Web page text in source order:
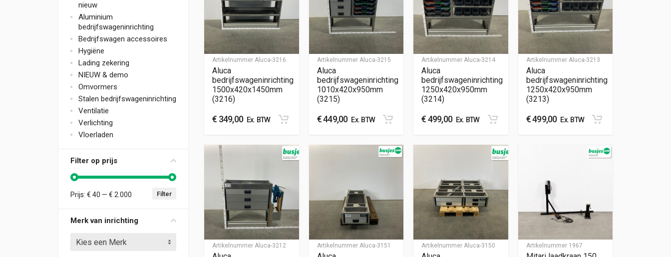
nieuw
Aluminium
bedrijfswageninrichting
Bedrijfswagen accessoires
Hygiëne
Lading zekering
NIEUW & demo
Omvormers
Stalen bedrijfswageninrichting
Ventilatie
Verlichting
Vloerladen
Filter op prijs
Min. prijs
Max. prijs Filter
Prijs: € 40 — € 2.000
Merk van inrichting
Kies een Merk
Artikelnummer Aluca-3216
Aluca
bedrijfswageninrichting
1500x420x1450mm
(3216)
€ 349,00Ex. BTW
Artikelnummer Aluca-3215
Aluca
bedrijfswageninrichting
1010x420x950mm
(3215)
€449,00Ex. BTW
Artikelnummer Aluca-3214
Aluca
bedrijfswageninrichting
1250x420x950mm
(3214)
€499,00Ex. BTW
Artikelnummer Aluca-3213
Aluca
bedrijfswageninrichting
1250x420x950mm
(3213)
€499,00Ex. BTW
Artikelnummer Aluca-3212 Artikelnummer Aluca-3151 Artikelnummer Aluca-3150 Artikelnummer 1967